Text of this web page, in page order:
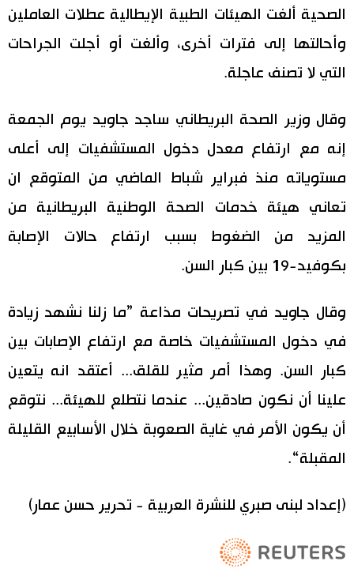
الصحية ألغت الهيئات الطبية الإيطالية عطلات العاملين
وأحالتها إلى فترات أخرى، وألغت أو أجلت الجراحات
التي لا تصنف عاجلة.
وقال وزير الصحة البريطاني ساجد جاويد يوم الجمعة
إنه مع ارتفاع معدل دخول المستشفيات إلى أعلى
مستوياته منذ فبراير شباط الماضي من المتوقع ان
تعاني هيئة خدمات الصحة الوطنية البريطانية من
المزيد من الضغوط بسبب ارتفاع حالات الإصابة
بكوفيد-19 بين كبار السن.
وقال جاويد في تصريحات مذاعة ”ما‭ ‬زلنا نشهد زيادة
في دخول المستشفيات خاصة مع ارتفاع الإصابات بين
كبار السن. وهذا أمر مثير للقلق... أعتقد انه يتعين
علينا أن نكون صادقين... عندما نتطلع للهيئة... نتوقع
أن يكون الأمر في غاية الصعوبة خلال الأسابيع القليلة
المقبلة“.
(إعداد لبنى صبري للنشرة العربية - تحرير حسن عمار)